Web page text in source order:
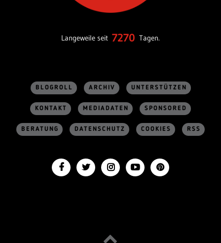
Langeweile seit 7270 Tagen.
BLOGROLL ARCHIV UNTERSTÜTZEN
KONTAKT MEDIADATEN SPONSORED
BERATUNG DATENSCHUTZ COOKIES RSS